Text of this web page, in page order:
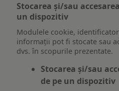
Stocarea și/sau
un dispozitiv
Modulele cookie,
informații pot fi stocate sau
dvs. în scopurile prezentate.
Stocarea și/sau
de pe un dispozitiv